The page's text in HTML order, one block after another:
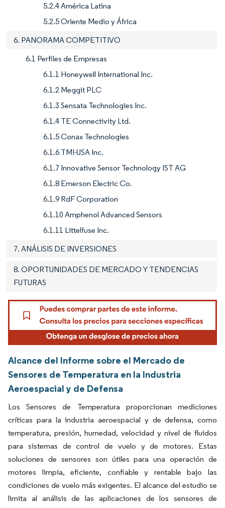
5.2.4 América Latina
5.2.5 Oriente Medio y África
6. PANORAMA COMPETITIVO
6.1 Perfiles de Empresas
6.1.1 Honeywell International Inc.
6.1.2 Meggit PLC
6.1.3 Sensata Technologies Inc.
6.1.4 TE Connectivity Ltd.
6.1.5 Conax Technologies
6.1.6 TMI-USA Inc.
6.1.7 Innovative Sensor Technology IST AG
6.1.8 Emerson Electric Co.
6.1.9 RdF Corporation
6.1.10 Amphenol Advanced Sensors
6.1.11 Littelfuse Inc.
7. ANÁLISIS DE INVERSIONES
8. OPORTUNIDADES DE MERCADO Y TENDENCIAS
FUTURAS
Alcance del Informe sobre el Mercado de
Sensores de Temperatura en la Industria
Aeroespacial y de Defensa
Los Sensores de Temperatura proporcionan mediciones
críticas para la industria aeroespacial y de defensa, como
temperatura, presión, humedad, velocidad y nivel de fluidos
para sistemas de control de vuelo y de motores. Estas
soluciones de sensores son útiles para una operación de
motores limpia, eficiente, confiable y rentable bajo las
condiciones de vuelo más exigentes. El alcance del estudio se
limita al análisis de las aplicaciones de los sensores de